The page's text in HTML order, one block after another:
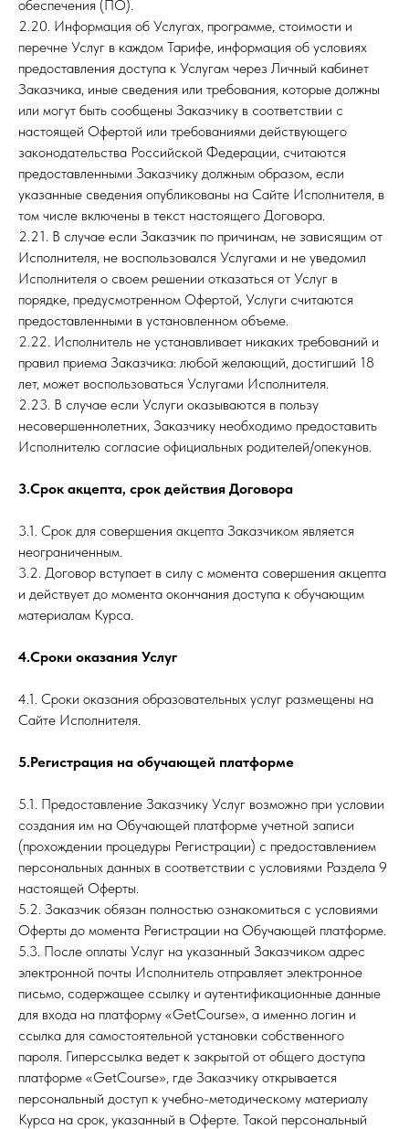
обеспечения (ПО).
2.20. Информация об Услугах, программе, стоимости и
перечне Услуг в каждом Тарифе, информация об условиях
предоставления доступа к Услугам через Личный кабинет
Заказчика, иные сведения или требования, которые должны
или могут быть сообщены Заказчику в соответствии с
настоящей Офертой или требованиями действующего
законодательства Российской Федерации, считаются
предоставленными Заказчику должным образом, если
указанные сведения опубликованы на Сайте Исполнителя, в
том числе включены в текст настоящего Договора.
2.21. В случае если Заказчик по причинам, не зависящим от
Исполнителя, не воспользовался Услугами и не уведомил
Исполнителя о своем решении отказаться от Услуг в
порядке, предусмотренном Офертой, Услуги считаются
предоставленными в установленном объеме.
2.22. Исполнитель не устанавливает никаких требований и
правил приема Заказчика: любой желающий, достигший 18
лет, может воспользоваться Услугами Исполнителя.
2.23. В случае если Услуги оказываются в пользу
несовершеннолетних, Заказчику необходимо предоставить
Исполнителю согласие официальных родителей/опекунов.
3.Срок акцепта, срок действия Договора
3.1. Срок для совершения акцепта Заказчиком является
неограниченным.
3.2. Договор вступает в силу с момента совершения акцепта
и действует до момента окончания доступа к обучающим
материалам Курса.
4.Сроки оказания Услуг
4.1. Сроки оказания образовательных услуг размещены на
Сайте Исполнителя.
5.Регистрация на обучающей платформе
5.1. Предоставление Заказчику Услуг возможно при условии
создания им на Обучающей платформе учетной записи
(прохождении процедуры Регистрации) с предоставлением
персональных данных в соответствии с условиями Раздела 9
настоящей Оферты.
5.2. Заказчик обязан полностью ознакомиться с условиями
Оферты до момента Регистрации на Обучающей платформе.
5.3. После оплаты Услуг на указанный Заказчиком адрес
электронной почты Исполнитель отправляет электронное
письмо, содержащее ссылку и аутентификационные данные
для входа на платформу «GetCourse», а именно логин и
ссылка для самостоятельной установки собственного
пароля. Гиперссылка ведет к закрытой от общего доступа
платформе «GetCourse», где Заказчику открывается
персональный доступ к учебно-методическому материалу
Курса на срок, указанный в Оферте. Такой персональный